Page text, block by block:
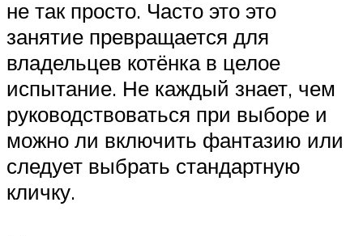
не так просто. Часто это это
занятие превращается для
владельцев котёнка в целое
испытание. Не каждый знает, чем
руководствоваться при выборе и
можно ли включить фантазию или
следует выбрать стандартную
кличку.